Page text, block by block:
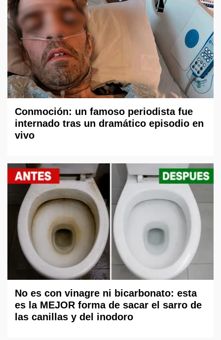
Conmoción: un famoso periodista fue
internado tras un dramático episodio en
vivo
No es con vinagre ni bicarbonato: esta
es la MEJOR forma de sacar el sarro de
las canillas y del inodoro